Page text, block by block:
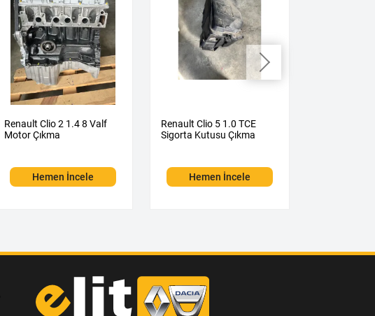
Renault Clio 2 1.4 8 Valf
Motor Çıkma
Hemen İncele
Renault Clio 5 1.0 TCE
Sigorta Kutusu Çıkma
Hemen İncele